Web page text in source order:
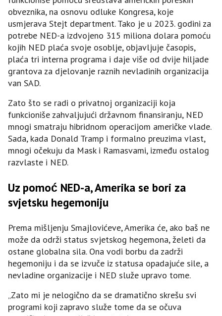
obveznika, na osnovu odluke Kongresa, koje
usmjerava Stejt department. Tako je u 2023. godini za
potrebe NED-a izdvojeno 315 miliona dolara pomoću
kojih NED plaća svoje osoblje, objavljuje časopis,
plaća tri interna programa i daje više od dvije hiljade
grantova za djelovanje raznih nevladinih organizacija
van SAD.
Zato što se radi o privatnoj organizaciji koja
funkcioniše zahvaljujući državnom finansiranju, NED
mnogi smatraju hibridnom operacijom američke vlade.
Sada, kada Donald Tramp i formalno preuzima vlast,
mnogi očekuju da Mask i Ramasvami, između ostalog
razvlaste i NED.
Uz pomoć NED-a, Amerika se bori za
svjetsku hegemoniju
Prema mišljenju Smajlovićeve, Amerika će, ako baš ne
može da održi status svjetskog hegemona, želeti da
ostane globalna sila. Ona vodi borbu da zadrži
hegemoniju i da se izvuče iz statusa opadajuće sile, a
nevladine organizacije i NED služe upravo tome.
„Zato mi je nelogično da se dramatično skrešu svi
programi koji zapravo služe tome da se očuva